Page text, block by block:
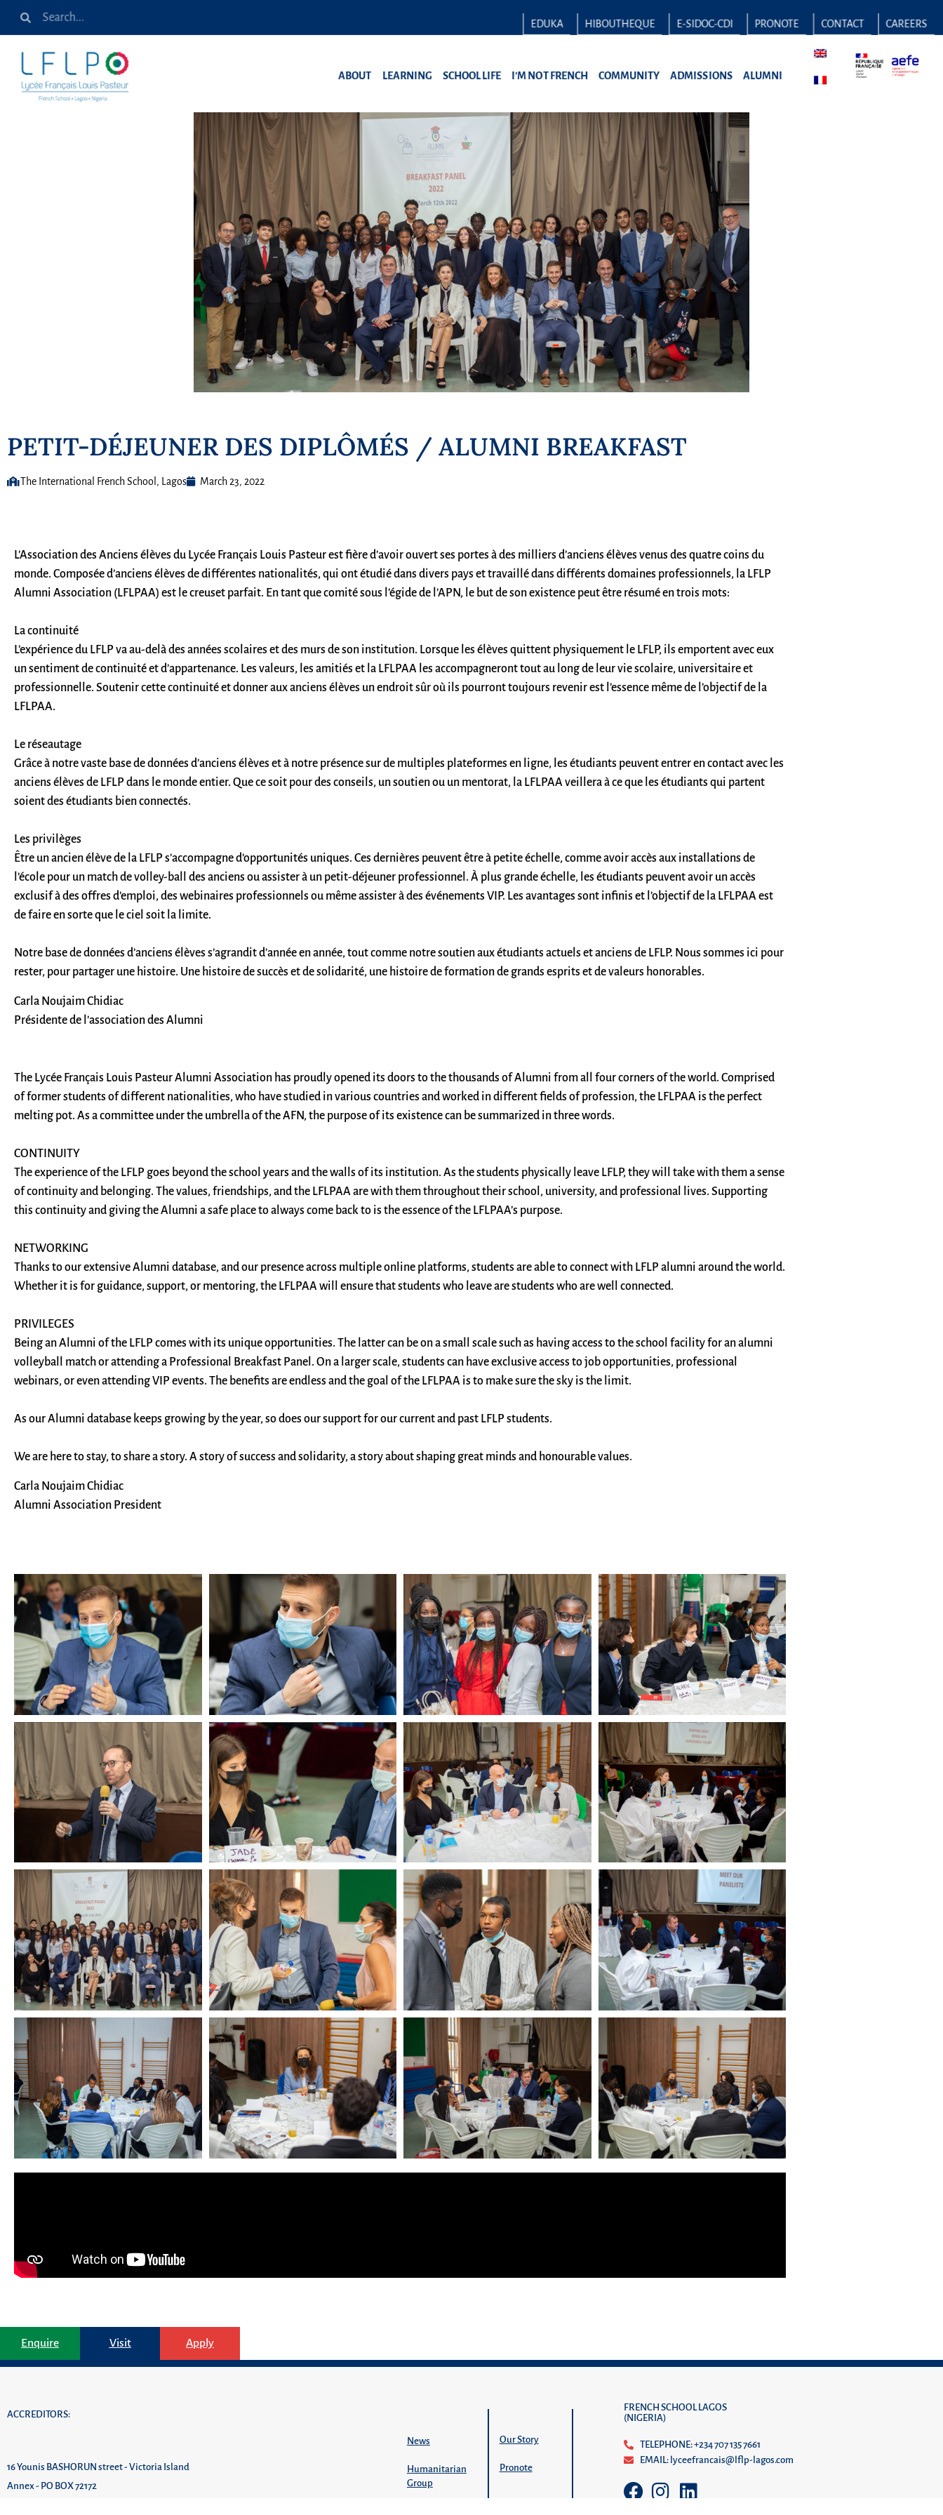
EDUKA HIBOUTHEQUE E-SIDOC-CDI PRONOTE CONTACT CAREERS
ABOUT LEARNING SCHOOL LIFE I’M NOT FRENCH COMMUNITY ADMISSIONS ALUMNI
PETIT-DÉJEUNER DES DIPLÔMÉS / ALUMNI BREAKFAST
The International French School, Lagos March 23, 2022
L’Association des Anciens élèves du Lycée Français Louis Pasteur est fière d’avoir ouvert ses portes à des milliers d’anciens élèves venus des quatre coins du
monde. Composée d’anciens élèves de différentes nationalités, qui ont étudié dans divers pays et travaillé dans différents domaines professionnels, la LFLP
Alumni Association (LFLPAA) est le creuset parfait. En tant que comité sous l’égide de l’APN, le but de son existence peut être résumé en trois mots:
La continuité
L’expérience du LFLP va au-delà des années scolaires et des murs de son institution. Lorsque les élèves quittent physiquement le LFLP, ils emportent avec eux
un sentiment de continuité et d’appartenance. Les valeurs, les amitiés et la LFLPAA les accompagneront tout au long de leur vie scolaire, universitaire et
professionnelle. Soutenir cette continuité et donner aux anciens élèves un endroit sûr où ils pourront toujours revenir est l’essence même de l’objectif de la
LFLPAA.
Le réseautage
Grâce à notre vaste base de données d’anciens élèves et à notre présence sur de multiples plateformes en ligne, les étudiants peuvent entrer en contact avec les
anciens élèves de LFLP dans le monde entier. Que ce soit pour des conseils, un soutien ou un mentorat, la LFLPAA veillera à ce que les étudiants qui partent
soient des étudiants bien connectés.
Les privilèges
Être un ancien élève de la LFLP s’accompagne d’opportunités uniques. Ces dernières peuvent être à petite échelle, comme avoir accès aux installations de
l’école pour un match de volley-ball des anciens ou assister à un petit-déjeuner professionnel. À plus grande échelle, les étudiants peuvent avoir un accès
exclusif à des offres d’emploi, des webinaires professionnels ou même assister à des événements VIP. Les avantages sont infinis et l’objectif de la LFLPAA est
de faire en sorte que le ciel soit la limite.
Notre base de données d’anciens élèves s’agrandit d’année en année, tout comme notre soutien aux étudiants actuels et anciens de LFLP. Nous sommes ici pour
rester, pour partager une histoire. Une histoire de succès et de solidarité, une histoire de formation de grands esprits et de valeurs honorables.
Carla Noujaim Chidiac
Présidente de l’association des Alumni
The Lycée Français Louis Pasteur Alumni Association has proudly opened its doors to the thousands of Alumni from all four corners of the world. Comprised
of former students of different nationalities, who have studied in various countries and worked in different fields of profession, the LFLPAA is the perfect
melting pot. As a committee under the umbrella of the AFN, the purpose of its existence can be summarized in three words.
CONTINUITY
The experience of the LFLP goes beyond the school years and the walls of its institution. As the students physically leave LFLP, they will take with them a sense
of continuity and belonging. The values, friendships, and the LFLPAA are with them throughout their school, university, and professional lives. Supporting
this continuity and giving the Alumni a safe place to always come back to is the essence of the LFLPAA’s purpose.
NETWORKING
Thanks to our extensive Alumni database, and our presence across multiple online platforms, students are able to connect with LFLP alumni around the world.
Whether it is for guidance, support, or mentoring, the LFLPAA will ensure that students who leave are students who are well connected.
PRIVILEGES
Being an Alumni of the LFLP comes with its unique opportunities. The latter can be on a small scale such as having access to the school facility for an alumni
volleyball match or attending a Professional Breakfast Panel. On a larger scale, students can have exclusive access to job opportunities, professional
webinars, or even attending VIP events. The benefits are endless and the goal of the LFLPAA is to make sure the sky is the limit.
As our Alumni database keeps growing by the year, so does our support for our current and past LFLP students.
We are here to stay, to share a story. A story of success and solidarity, a story about shaping great minds and honourable values.
Carla Noujaim Chidiac
Alumni Association President
Enquire Visit Apply
ACCREDITORS:
16 Younis BASHORUN street - Victoria Island
Annex - PO BOX 72172
News
Humanitarian
Group
Our Story
Pronote
FRENCH SCHOOL LAGOS
(NIGERIA)
TELEPHONE: +234 707 135 7661
EMAIL: lyceefrancais@lflp-lagos.com